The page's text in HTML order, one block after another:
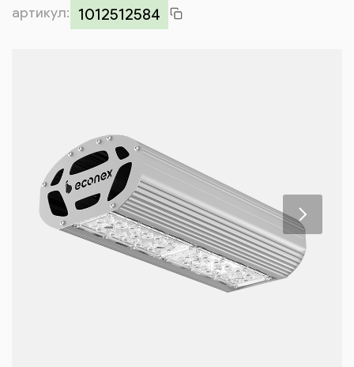
Контакты
артикул: 1012512584